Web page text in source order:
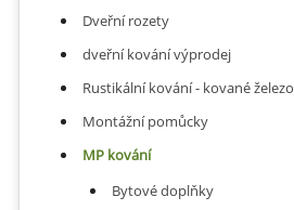
Dveřní rozety
dveřní kování výprodej
Rustikální kování - kované železo
Montážní pomůcky
MP kování
Bytové doplňky